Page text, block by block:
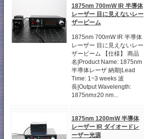
1875nm 700mW IR 半導体
レーザー 目に見えないレー
ザービーム
1875nm 700mW IR 半導体
レーザー 目に見えないレー
ザービーム 【仕様】 商品
名|Product Name: 1875nm
半導体レーザ 納期|Lead
Time: 1~3 weeks 波
長|Output Wavelength:
1875nm±20 nm...
1875nm 1200mW 半導体
レーザー IR ダイオードレ
ーザー光源